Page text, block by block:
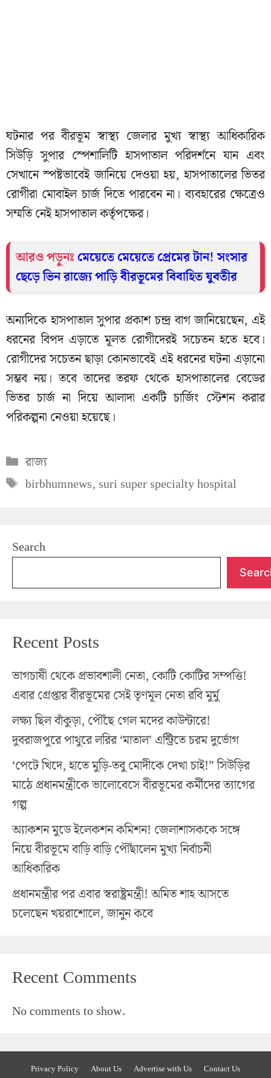
ঘটনার পর বীরভূম স্বাস্থ্য জেলার মুখ্য স্বাস্থ্য আধিকারিক
সিউড়ি সুপার স্পেশালিটি হাসপাতাল পরিদর্শনে যান এবং
সেখানে স্পষ্টভাবেই জানিয়ে দেওয়া হয়, হাসপাতালের ভিতর
রোগীরা মোবাইল চার্জ দিতে পারবেন না। ব্যবহারের ক্ষেত্রেও
সম্মতি নেই হাসপাতাল কর্তৃপক্ষের।
আরও পড়ুনঃমেয়েতে মেয়েতে প্রেমের টান! সংসার
ছেড়ে ভিন রাজ্যে পাড়ি বীরভূমের বিবাহিত যুবতীর
অন্যদিকে হাসপাতাল সুপার প্রকাশ চন্দ্র বাগ জানিয়েছেন, এই
ধরনের বিপদ এড়াতে মূলত রোগীদেরই সচেতন হতে হবে।
রোগীদের সচেতন ছাড়া কোনভাবেই এই ধরনের ঘটনা এড়ানো
সম্ভব নয়। তবে তাদের তরফ থেকে হাসপাতালের বেডের
ভিতর চার্জ না দিয়ে আলাদা একটি চার্জিং স্টেশন করার
পরিকল্পনা নেওয়া হয়েছে।
Categories
রাজ্য
Tags
birbhumnews,suri super specialty hospital
Search
Recent Posts
ভাগচাষী থেকে প্রভাবশালী নেতা, কোটি কোটির সম্পত্তি!
এবার গ্রেপ্তার বীরভূমের সেই তৃণমূল নেতা রবি মুর্মু
লক্ষ্য ছিল বাঁকুড়া, পৌঁছে গেল মদের কাউন্টারে!
দুবরাজপুরে পাথুরে লরির ‘মাতাল’ এন্ট্রিতে চরম দুর্ভোগ
‘পেটে খিদে, হাতে মুড়ি-তবু মোদীকে দেখা চাই!” সিউড়ির
মাঠে প্রধানমন্ত্রীকে ভালোবেসে বীরভূমের কর্মীদের ত্যাগের
গল্প
অ্যাকশন মুডে ইলেকশন কমিশন! জেলাশাসককে সঙ্গে
নিয়ে বীরভূমে বাড়ি বাড়ি পৌঁছালেন মুখ্য নির্বাচনী
আধিকারিক
প্রধানমন্ত্রীর পর এবার স্বরাষ্ট্রমন্ত্রী! অমিত শাহ আসতে
চলেছেন খয়রাশোলে, জানুন কবে
Recent Comments
No comments to show.
Privacy Policy About Us Advertise with Us Contact Us